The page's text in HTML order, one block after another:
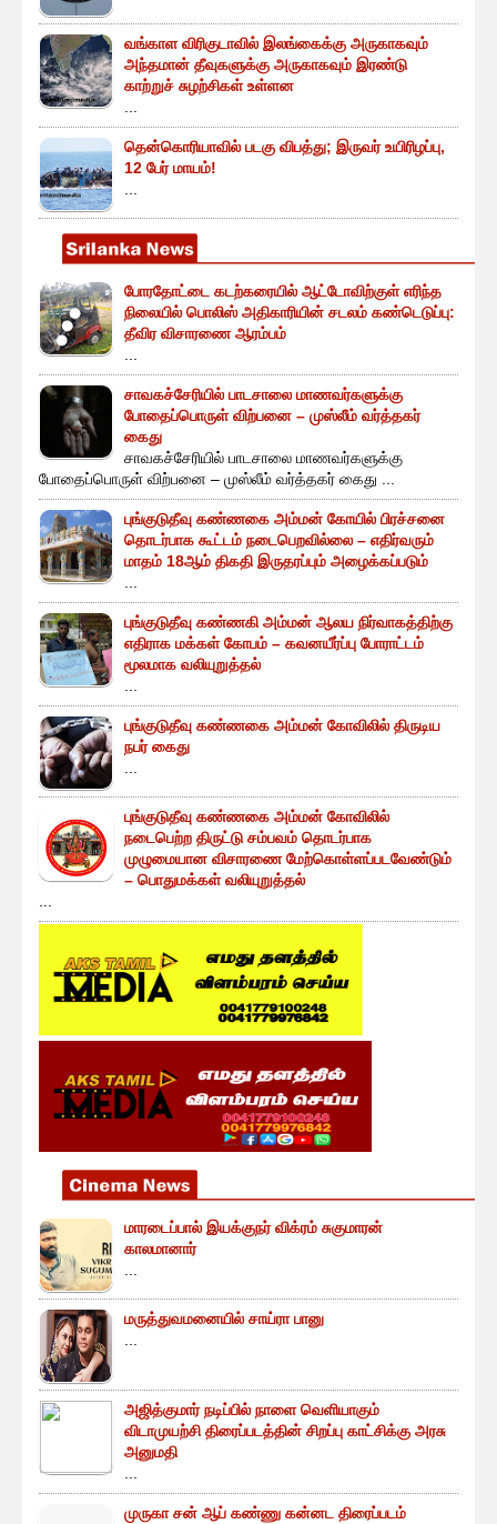
வங்காள விரிகுடாவில் இலங்கைக்கு அருகாகவும்
அந்தமான் தீவுகளுக்கு அருகாகவும் இரண்டு
காற்றுச் சுழற்சிகள் உள்ளன
தென்கொரியாவில் படகு விபத்து; இருவர் உயிரிழப்பு,
12 பேர் மாயம்!
போரதோட்டை கடற்கரையில் ஆட்டோவிற்குள் எரிந்த
நிலையில் பொலிஸ் அதிகாரியின் சடலம் கண்டெடுப்பு:
தீவிர விசாரணை ஆரம்பம்
சாவகச்சேரியில் பாடசாலை மாணவர்களுக்கு
போதைப்பொருள் விற்பனை – முஸ்லீம் வர்த்தகர்
கைது
சாவகச்சேரியில் பாடசாலை மாணவர்களுக்கு
போதைப்பொருள் விற்பனை – முஸ்லீம் வர்த்தகர் கைது ...
புங்குடுதீவு கண்ணகை அம்மன் கோயில் பிரச்சனை
தொடர்பாக கூட்டம் நடைபெறவில்லை – எதிர்வரும்
மாதம் 18ஆம் திகதி இருதரப்பும் அழைக்கப்படும்
புங்குடுதீவு கண்ணகி அம்மன் ஆலய நிர்வாகத்திற்கு
எதிராக மக்கள் கோபம் – கவனயீர்ப்பு போராட்டம்
மூலமாக வலியுறுத்தல்
புங்குடுதீவு கண்ணகை அம்மன் கோவிலில் திருடிய
நபர் கைது
புங்குடுதீவு கண்ணகை அம்மன் கோவிலில்
நடைபெற்ற திருட்டு சம்பவம் தொடர்பாக
முழுமையான விசாரணை மேற்கொள்ளப்படவேண்டும்
– பொதுமக்கள் வலியுறுத்தல்
மாரடைப்பால் இயக்குநர் விக்ரம் சுகுமாரன்
காலமானார்
மருத்துவமனையில் சாய்ரா பானு
அஜித்குமார் நடிப்பில் நாளை வெளியாகும்
விடாமுயற்சி திரைப்படத்தின் சிறப்பு காட்சிக்கு அரசு
அனுமதி
முருகா சன் ஆப் கண்ணு கன்னட திரைப்படம்